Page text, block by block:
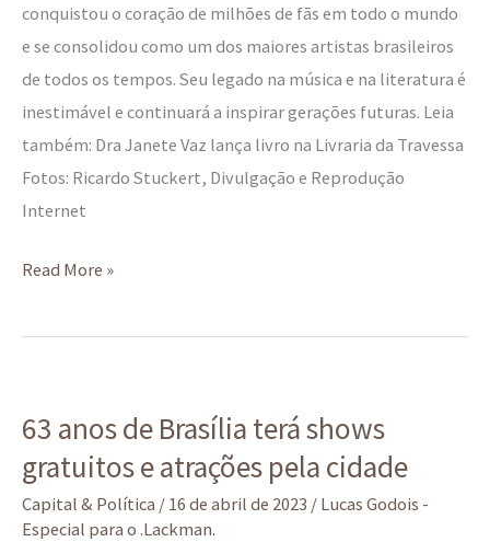
conquistou o coração de milhões de fãs em todo o mundo
e se consolidou como um dos maiores artistas brasileiros
de todos os tempos. Seu legado na música e na literatura é
inestimável e continuará a inspirar gerações futuras. Leia
também: Dra Janete Vaz lança livro na Livraria da Travessa
Fotos: Ricardo Stuckert, Divulgação e Reprodução
Internet
Read More »
63 anos de Brasília terá shows
gratuitos e atrações pela cidade
Capital & Política / 16 de abril de 2023 / Lucas Godois -
Especial para o .Lackman.
anos
de
Brasília
terá